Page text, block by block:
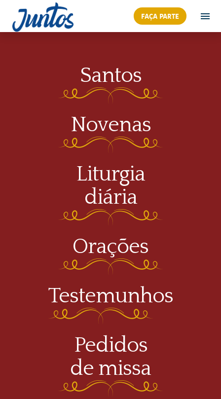
FAÇA PARTE
Santos
Novenas
Liturgia
diária
Orações
Testemunhos
Pedidos
de missa